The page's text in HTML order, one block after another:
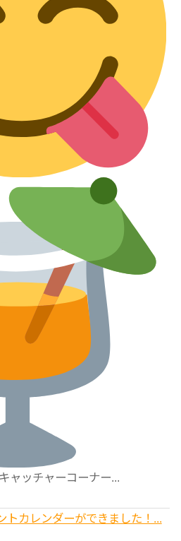
ャッチャーコーナー...
カレンダーができました！...